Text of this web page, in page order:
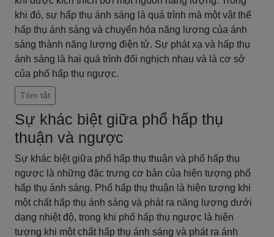
khi đó, sự hấp thụ ánh sáng là quá trình mà một vật thể
hấp thụ ánh sáng và chuyển hóa năng lượng của ánh
sáng thành năng lượng điện tử. Sự phát xạ và hấp thụ
ánh sáng là hai quá trình đối nghịch nhau và là cơ sở
của phổ hấp thụ ngược.
Tóm tắt
Sự khác biệt giữa phổ hấp thụ
thuận và ngược
Sự khác biệt giữa phổ hấp thụ thuận và phổ hấp thụ
ngược là những đặc trưng cơ bản của hiện tượng phổ
hấp thụ ánh sáng. Phổ hấp thụ thuận là hiện tượng khi
một chất hấp thụ ánh sáng và phát ra năng lượng dưới
dạng nhiệt độ, trong khi phổ hấp thụ ngược là hiện
tượng khi một chất hấp thụ ánh sáng và phát ra ánh